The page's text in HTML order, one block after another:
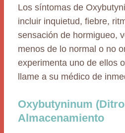
Los síntomas de
incluir inquietud, fiebre,
sensación de hormigueo,
menos de lo normal o no
experimenta uno de ellos
llame a su médico de
Oxybutyninum
Almacenamiento